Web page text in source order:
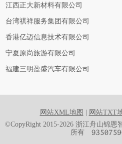
江西正大新材料有限公司
台湾祺祥服务集团有限公司
香港亿迈信息技术有限公司
宁夏原尚旅游有限公司
福建三明盈盛汽车有限公司
网站XML地图 网站TXT
©CopyRight 2015-2026 浙江舟山锦
所有